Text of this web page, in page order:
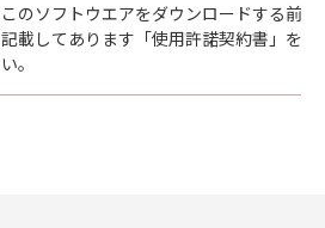
このソフトウエアをダウンロードする前
記載してあります「使用許諾契約書」を
い。